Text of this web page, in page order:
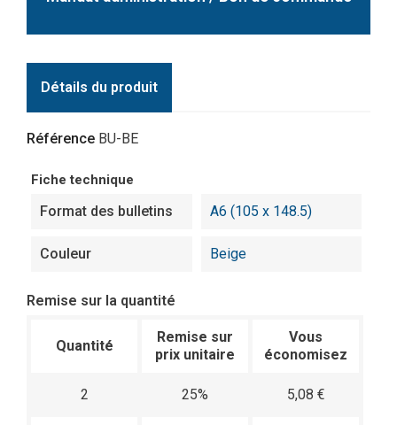
Détails du produit
Référence BU-BE
Fiche technique
Format des bulletins A6 (105 x 148.5)
Couleur Beige
Remise sur la quantité
Quantité
Remise sur
prix unitaire
Vous
économisez
2 25% 5,08 €